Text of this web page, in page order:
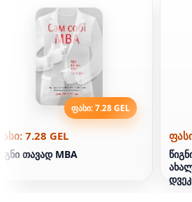
ფასი: 7.28 GEL
7.28 GEL
თავად MBA